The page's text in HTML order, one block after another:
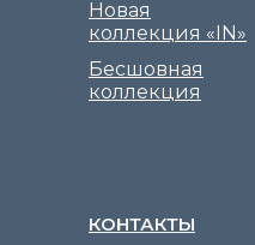
КОНТАКТЫ
Бесшовная
коллекция
Новая
коллекция «IN»